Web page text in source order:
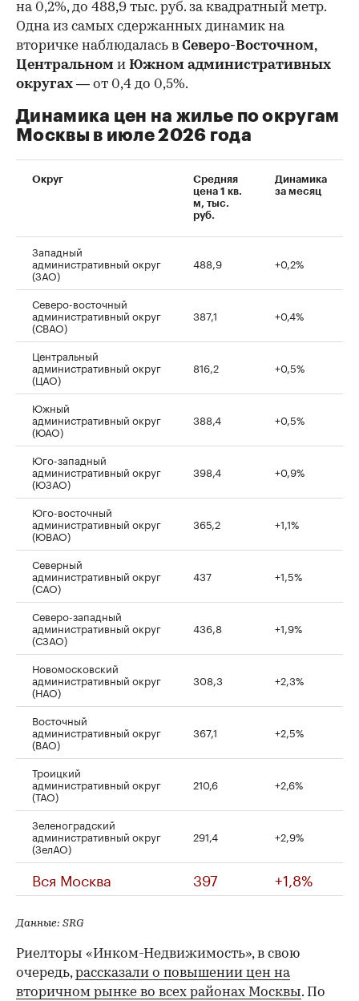
на 0,2%, до 488,9 тыс. руб. за квадратный метр.
Одна из самых сдержанных динамик на
вторичке наблюдалась в Северо-Восточном,
Центральном и Южном административных
округах — от 0,4 до 0,5%.
Динамика цен на жилье по округам
Москвы в июле 2026 года
Округ
Средняя
цена 1 кв.
м, тыс.
руб.
Динамика
за месяц
Западный
административный округ
(ЗАО)
488,9 +0,2%
Северо-восточный
административный округ
(СВАО)
387,1 +0,4%
Центральный
административный округ
(ЦАО)
816,2 +0,5%
Южный
административный округ
(ЮАО)
388,4 +0,5%
Юго-западный
административный округ
(ЮЗАО)
398,4 +0,9%
Юго-восточный
административный округ
(ЮВАО)
365,2 +1,1%
Северный
административный округ
(САО)
437 +1,5%
Северо-западный
административный округ
(СЗАО)
436,8 +1,9%
Новомосковский
административный округ
(НАО)
308,3 +2,3%
Восточный
административный округ
(ВАО)
367,1 +2,5%
Троицкий
административный округ
(ТАО)
210,6 +2,6%
Зеленоградский
административный округ
(ЗелАО)
291,4 +2,9%
Вся Москва 397 +1,8%
Данные: SRG
Риелторы «Инком-Недвижимость», в свою
очередь,рассказали о повышении цен на
вторичном рынке во всех районах Москвы. По